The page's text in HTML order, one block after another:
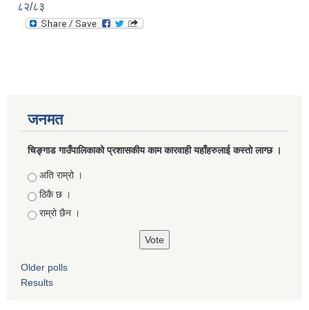
८२/८३
जनमत
चिङ्गाड गाउँपालिकाको प्रशासकीय काम कारवाही यहाँहरुलाई कस्तो लाग्छ ।
Choices
अति राम्रो ।
ठिकै छ ।
राम्रो छैन ।
Older polls
Results